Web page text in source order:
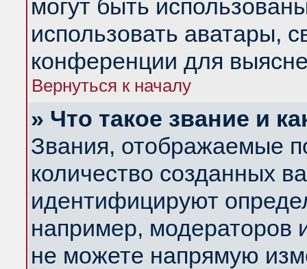
могут быть
использовать аватары,
конференции для
Вернуться к началу
» Что такое звание и
Звания, отображаемые
количество созданных
идентифицируют
например, модераторов
не можете напрямую